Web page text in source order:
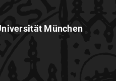
München